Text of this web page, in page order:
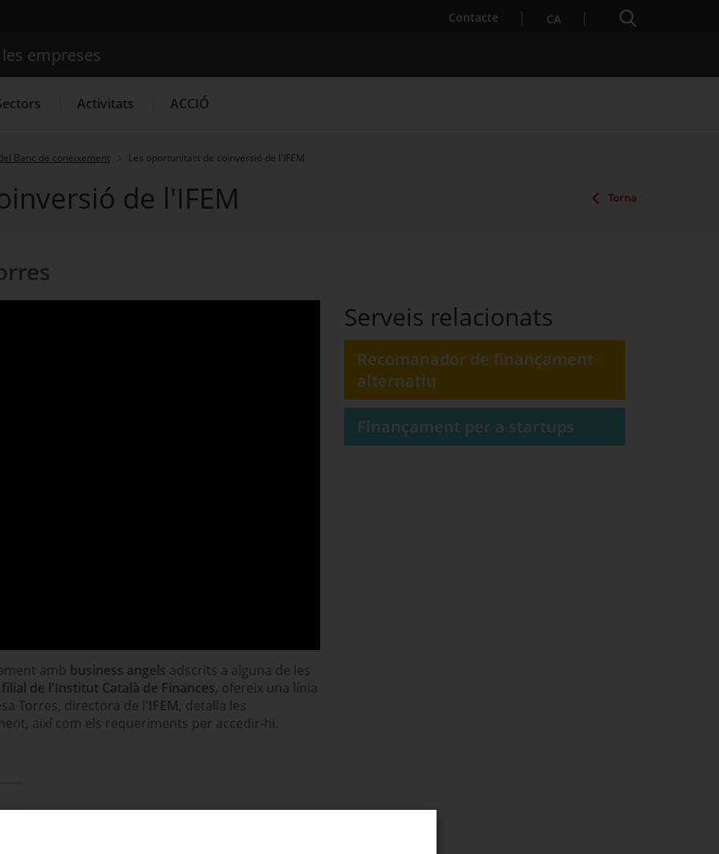
Contacte . Obre en una nova finestra.
CA Cercador
Cercador
d'innovació Convocatòries d'ajuts obertes
empreses
Activitats ACCIÓ
Banc de coneixement Les oportunitats de coinversió de l'IFEM
de l'IFEM Torna
amb business angels adscrits a alguna de les
filial de l'Institut Català de Finances, ofereix una línia
Torres, directora de l'IFEM, detalla les
així com els requeriments per accedir-hi.
Serveis relacionats
Recomanador de finançament
alternatiu
Finançament per a startups